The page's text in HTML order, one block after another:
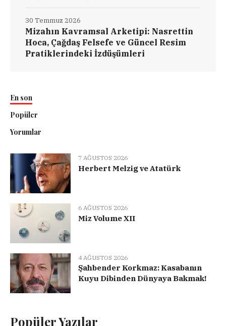
Mizahın Kavramsal Arketipi: Nasrettin
Hoca, Çağdaş Felsefe ve Güncel Resim
Pratiklerindeki İzdüşümleri
30 Temmuz 2026
En son
Popüler
Yorumlar
7 AĞUSTOS 2026
Herbert Melzig ve Atatürk
6 AĞUSTOS 2026
Miz Volume XII
4 AĞUSTOS 2026
Şahbender Korkmaz: Kasabanın
Kuyu Dibinden Dünyaya Bakmak!
Popüler Yazılar